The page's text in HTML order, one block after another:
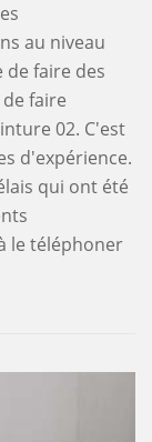
au niveau
de faire des
faire
02. C'est
d'expérience.
qui ont été
le téléphoner